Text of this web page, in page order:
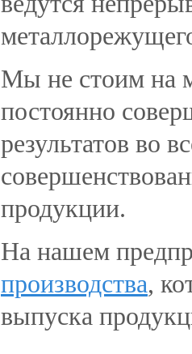
Мы не стоим на
постоянно
результатов во
продукции.
На нашем
производства,
выпуска